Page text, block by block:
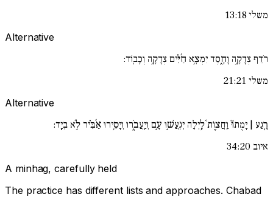
משלי 13:18
Alternative
רֹדֵף צְדָקָ֣ה וָחָ֑סֶד יִמְצָ֥א חַ֜יִּ֗ים צְדָקָ֥ה וְכָבֽוֹד:
משלי 21:21
Alternative
רֶ֚גַע | יָמֻתוּ֘ וַֽחֲצ֪וֹת ֫לָ֥יְלָה יְגֹֽעֲשׁ֣וּ עָ֣ם וְיַֽעֲבֹ֑רוּ וְיָסִ֥ירוּ אַ֜בִּ֗יר לֹ֣א בְיָֽד:
איוב 34:20
A minhag, carefully held
The practice has different lists and approaches. Chabad